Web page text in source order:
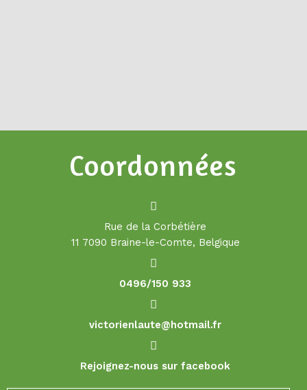
Coordonnées
Rue de la Corbétière
11 7090 Braine-le-Comte, Belgique
0496/150 933
victorienlaute@hotmail.fr
Rejoignez-nous sur facebook